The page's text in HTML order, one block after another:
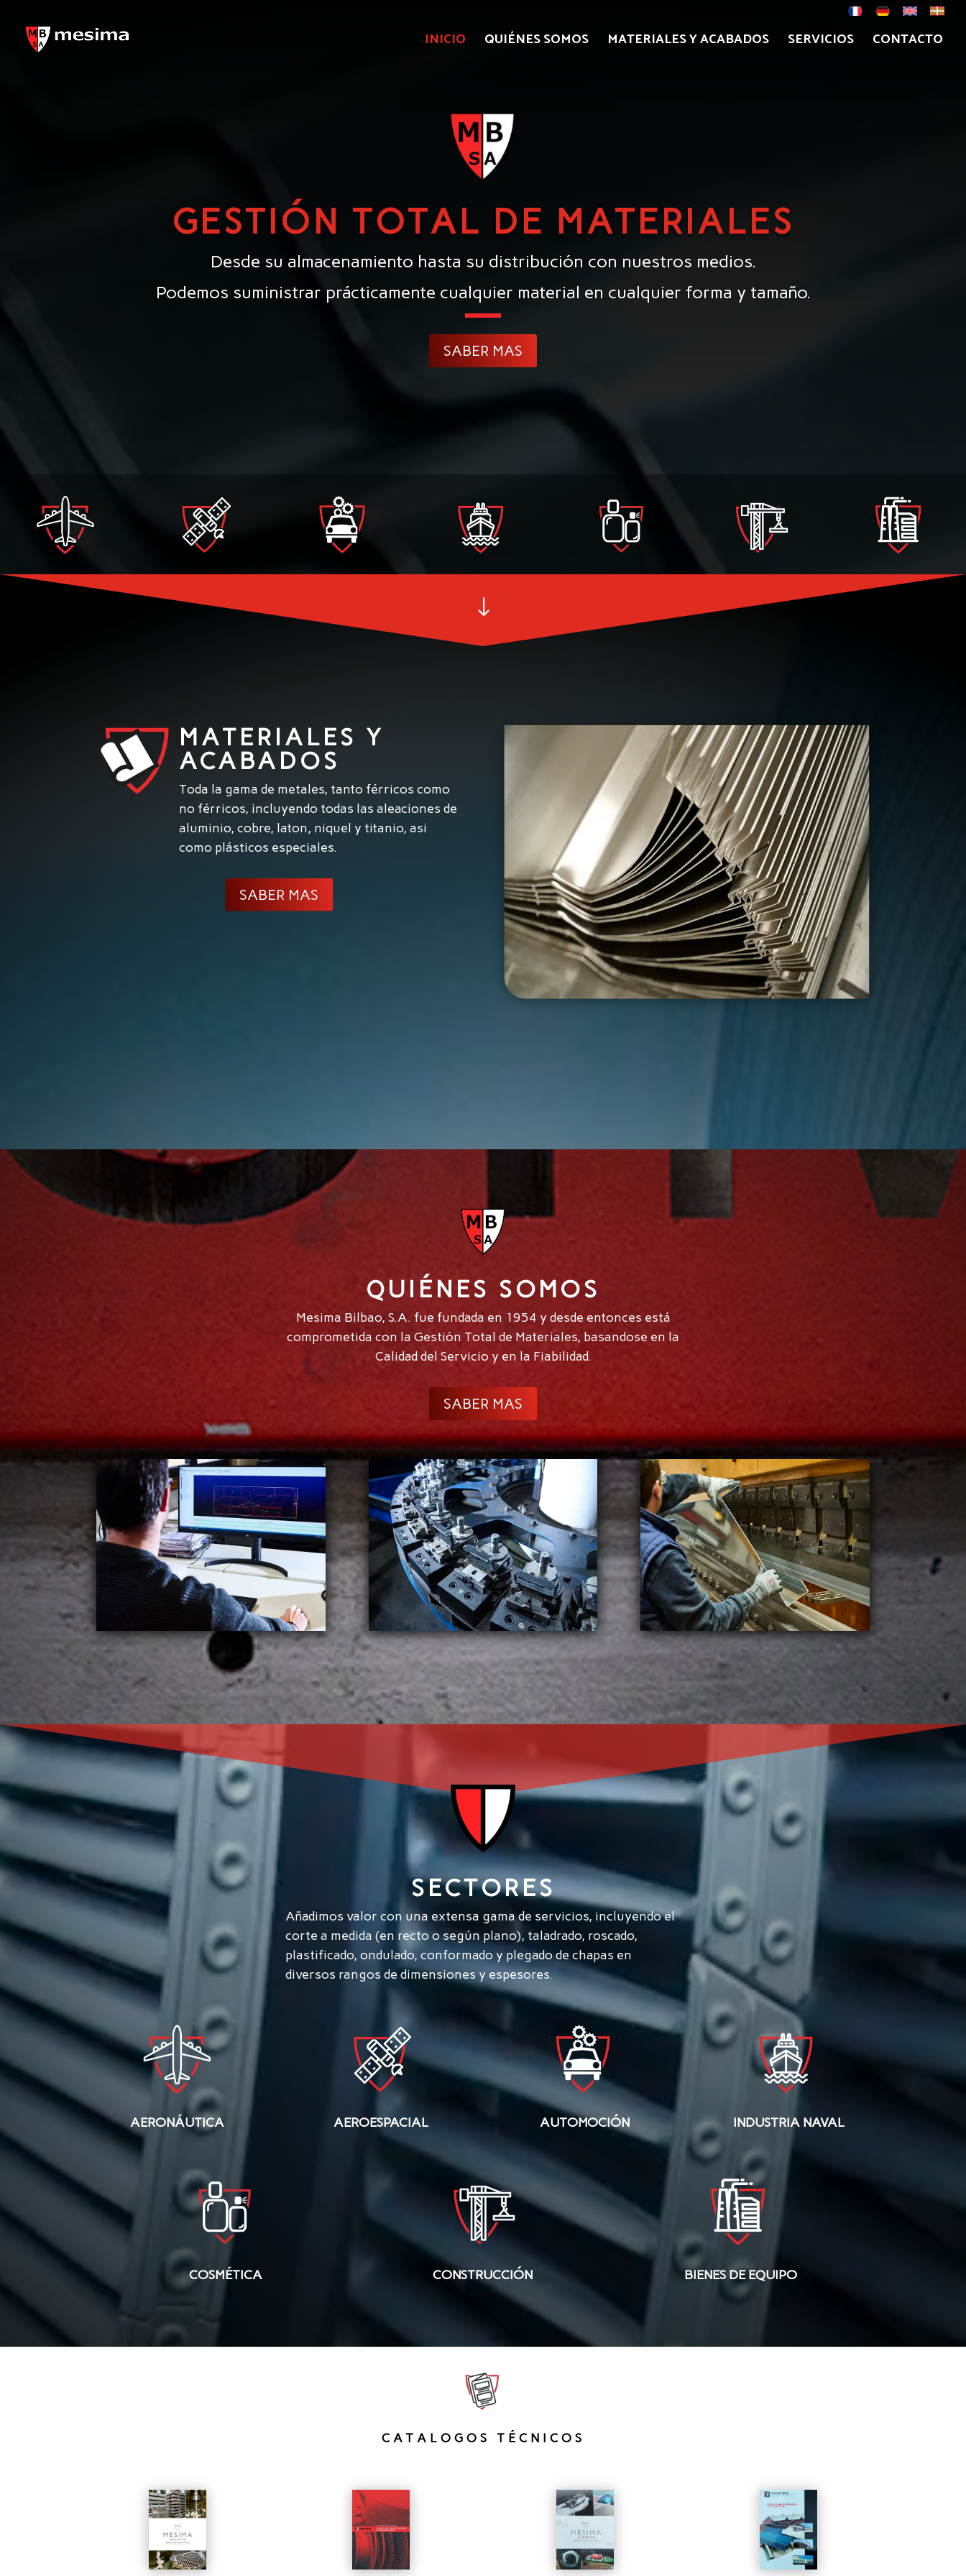
INICIO QUIÉNES SOMOS MATERIALES Y ACABADOS SERVICIOS CONTACTO
GESTIÓN TOTAL DE MATERIALES
Desde su almacenamiento hasta su distribución con nuestros medios.
Podemos suministrar prácticamente cualquier material en cualquier forma y tamaño.
SABER MAS
MATERIALES Y
ACABADOS
Toda la gama de metales, tanto férricos como
no férricos, incluyendo todas las aleaciones de
aluminio, cobre, laton, niquel y titanio, asi
como plásticos especiales.
SABER MAS
"
QUIÉNES SOMOS
Mesima Bilbao, S.A. fue fundada en 1954 y desde entonces está
comprometida con la Gestión Total de Materiales, basandose en la
Calidad del Servicio y en la Fiabilidad.
SABER MAS
SECTORES
Añadimos valor con una extensa gama de servicios, incluyendo el
corte a medida (en recto o según plano), taladrado, roscado,
plastificado, ondulado, conformado y plegado de chapas en
diversos rangos de dimensiones y espesores.
AERONÁUTICA AEROESPACIAL AUTOMOCIÓN INDUSTRIA NAVAL
COSMÉTICA CONSTRUCCIÓN BIENES DE EQUIPO
CATALOGOS TÉCNICOS